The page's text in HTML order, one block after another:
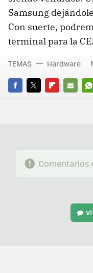
Samsung
Con suerte,
terminal para la
FACEBOOK
TWITTERFLIPBOARD
E-
TEMAS Hardware
Comentarios